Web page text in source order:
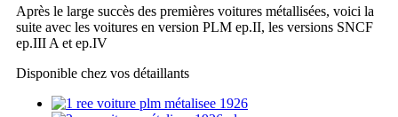
Après le large succès des premières voitures métallisées, voici la
suite avec les voitures en version PLM ep.II, les versions SNCF
ep.III A et ep.IV
Disponible chez vos détaillants